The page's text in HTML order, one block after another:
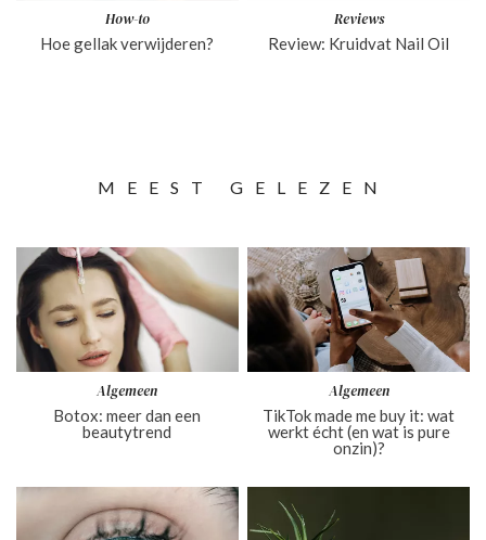
How-to
Hoe gellak verwijderen?
Reviews
Review: Kruidvat Nail Oil
MEEST GELEZEN
Algemeen
Botox: meer dan een
beautytrend
Algemeen
TikTok made me buy it: wat
werkt écht (en wat is pure
onzin)?